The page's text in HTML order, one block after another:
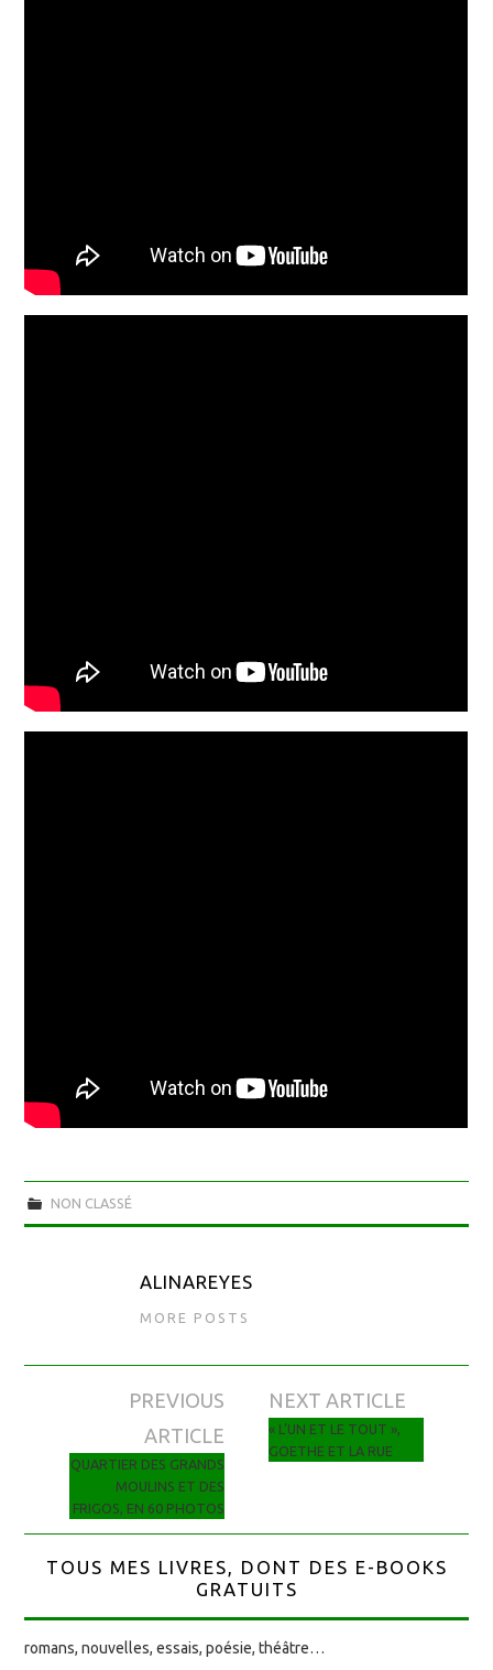
NON CLASSÉ
ALINAREYES
MORE POSTS
Navigation des articles
PREVIOUS
ARTICLE
QUARTIER DES GRANDS
MOULINS ET DES
FRIGOS, EN 60 PHOTOS
NEXT ARTICLE
« L’UN ET LE TOUT »,
GOETHE ET LA RUE
TOUS MES LIVRES, DONT DES E-BOOKS
GRATUITS
romans, nouvelles, essais, poésie, théâtre…